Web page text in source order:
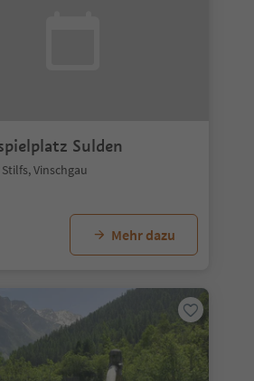
Sulden
Vinschgau
Mehr dazu